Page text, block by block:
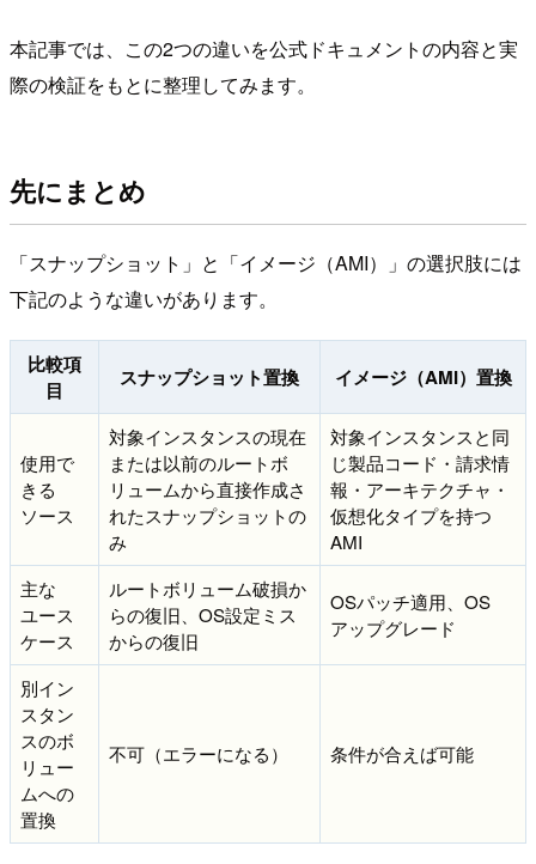
本記事では、この2つの違いを公式ドキュメントの内容と実
際の検証をもとに整理してみます。
先にまとめ
「スナップショット」と「イメージ（AMI）」の選択肢には
下記のような違いがあります。
比較項
目
スナップショット置換 イメージ（AMI）置換
使用で
きる
ソース
対象インスタンスの現在
または以前のルートボ
リュームから直接作成さ
れたスナップショットの
み
対象インスタンスと同
じ製品コード・請求情
報・アーキテクチャ・
仮想化タイプを持つ
AMI
主な
ユース
ケース
ルートボリューム破損か
らの復旧、OS設定ミス
からの復旧
OSパッチ適用、OS
アップグレード
別イン
スタン
スのボ
リュー
ムへの
置換
不可（エラーになる） 条件が合えば可能